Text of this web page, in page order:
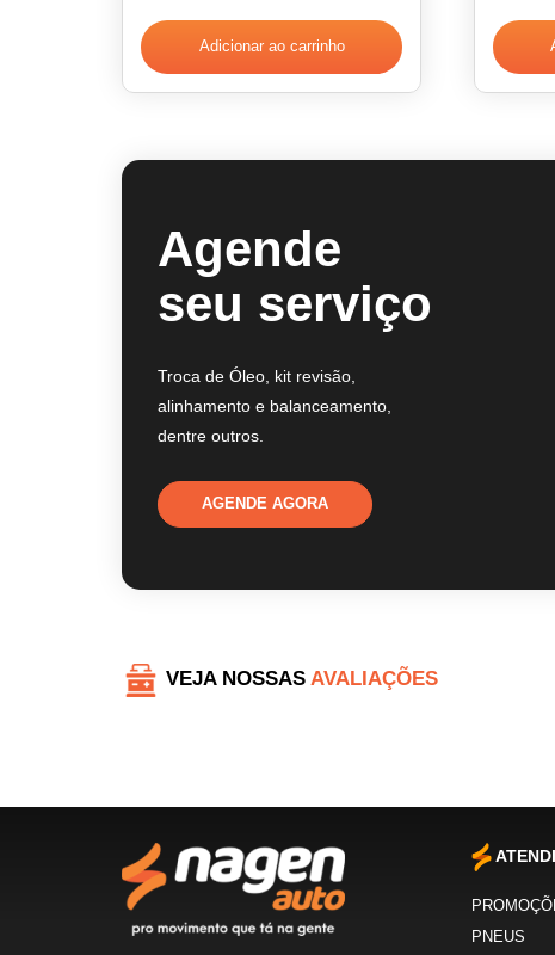
Adicionar ao carrinho
Agende
seu serviço
Troca de Óleo, kit revisão,
alinhamento e balanceamento,
dentre outros.
AGENDE AGORA
VEJA NOSSAS AVALIAÇÕES
PNEUS